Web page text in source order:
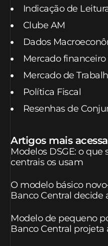
Indicação de
Clube AM
Dados
Mercado financeiro
Mercado de
Política Fiscal
Resenhas de
Artigos mais
Modelos DSGE: o que
centrais os usam
O modelo básico
Banco Central decide
Modelo de pequeno
Banco Central projeta